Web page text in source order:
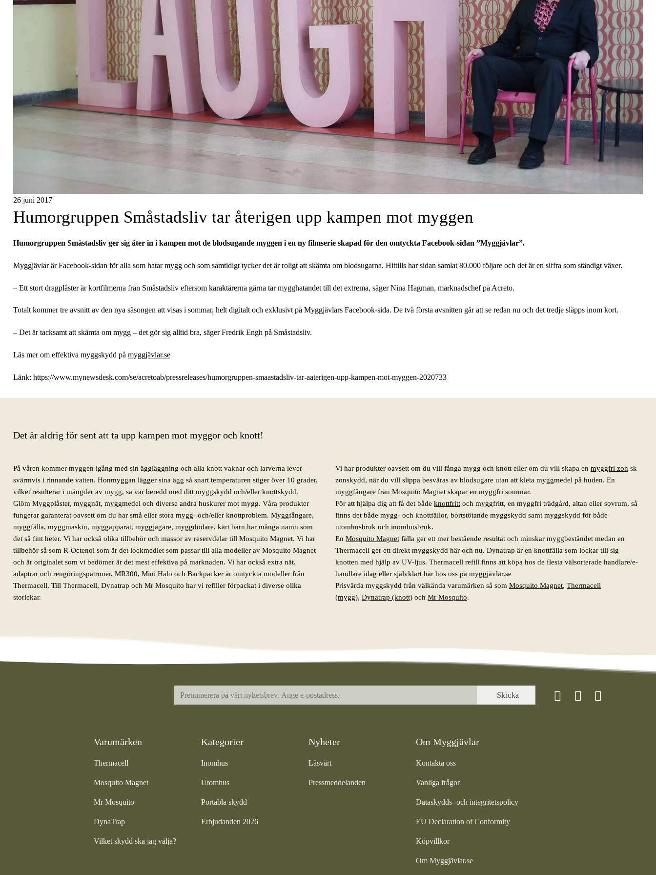
26 juni 2017
Humorgruppen Småstadsliv tar återigen upp kampen mot myggen
Humorgruppen Småstadsliv ger sig åter in i kampen mot de blodsugande myggen i en ny filmserie skapad för den omtyckta Facebook-sidan ”Myggjävlar”.
Myggjävlar är Facebook-sidan för alla som hatar mygg och som samtidigt tycker det är roligt att skämta om blodsugarna. Hittills har sidan samlat 80.000 följare och det är en siffra som ständigt växer.
– Ett stort dragplåster är kortfilmerna från Småstadsliv eftersom karaktärerna gärna tar mygghatandet till det extrema, säger Nina Hagman, marknadschef på Acreto.
Totalt kommer tre avsnitt av den nya säsongen att visas i sommar, helt digitalt och exklusivt på Myggjävlars Facebook-sida. De två första avsnitten går att se redan nu och det tredje släpps inom kort.
– Det är tacksamt att skämta om mygg – det gör sig alltid bra, säger Fredrik Engh på Småstadsliv.
Läs mer om effektiva myggskydd på myggjävlar.se
Länk: https://www.mynewsdesk.com/se/acretoab/pressreleases/humorgruppen-smaastadsliv-tar-aaterigen-upp-kampen-mot-myggen-2020733
Det är aldrig för sent att ta upp kampen mot myggor och knott!
På våren kommer myggen igång med sin äggläggning och alla knott vaknar och larverna lever
svärmvis i rinnande vatten. Honmyggan lägger sina ägg så snart temperaturen stiger över 10 grader,
vilket resulterar i mängder av mygg, så var beredd med ditt myggskydd och/eller knottskydd.
Glöm Myggplåster, myggnät, myggmedel och diverse andra huskurer mot mygg. Våra produkter
fungerar garanterat oavsett om du har små eller stora mygg- och/eller knottproblem. Myggfångare,
myggfälla, myggmaskin, myggapparat, myggjagare, myggdödare, kärt barn har många namn som
det så fint heter. Vi har också olika tillbehör och massor av reservdelar till Mosquito Magnet. Vi har
tillbehör så som R-Octenol som är det lockmedlet som passar till alla modeller av Mosquito Magnet
och är originalet som vi bedömer är det mest effektiva på marknaden. Vi har också extra nät,
adaptrar och rengöringspatroner. MR300, Mini Halo och Backpacker är omtyckta modeller från
Thermacell. Till Thermacell, Dynatrap och Mr Mosquito har vi refiller förpackat i diverse olika
storlekar.
Vi har produkter oavsett om du vill fånga mygg och knott eller om du vill skapa en myggfri zon sk
zonskydd, när du vill slippa besväras av blodsugare utan att kleta myggmedel på huden. En
myggfångare från Mosquito Magnet skapar en myggfri sommar.
För att hjälpa dig att få det både knottfritt och myggfritt, en myggfri trädgård, altan eller sovrum, så
finns det både mygg- och knottfällor, bortstötande myggskydd samt myggskydd för både
utomhusbruk och inomhusbruk.
En Mosquito Magnet fälla ger ett mer bestående resultat och minskar myggbeståndet medan en
Thermacell ger ett direkt myggskydd här och nu. Dynatrap är en knottfälla som lockar till sig
knotten med hjälp av UV-ljus. Thermacell refill finns att köpa hos de flesta välsorterade handlare/e-
handlare idag eller självklart här hos oss på myggjävlar.se
Prisvärda myggskydd från välkända varumärken så som Mosquito Magnet, Thermacell
(mygg), Dynatrap (knott) och Mr Mosquito.
Varumärken
Thermacell
Mosquito Magnet
Mr Mosquito
DynaTrap
Vilket skydd ska jag välja?
Kategorier
Inomhus
Utomhus
Portabla skydd
Erbjudanden 2026
Nyheter
Läsvärt
Pressmeddelanden
Om Myggjävlar
Kontakta oss
Vanliga frågor
Dataskydds- och integritetspolicy
EU Declaration of Conformity
Köpvillkor
Om Myggjävlar.se